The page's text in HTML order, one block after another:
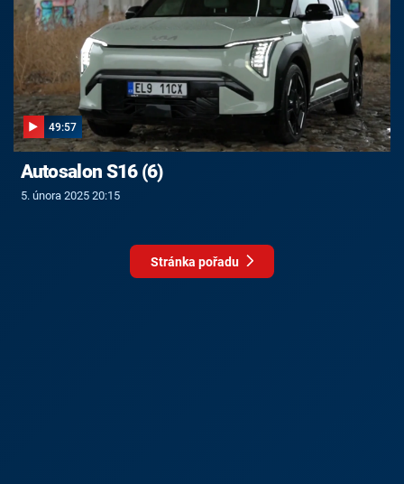
49:57
Autosalon S16 (6)
5. února 2025 20:15
Stránka pořadu